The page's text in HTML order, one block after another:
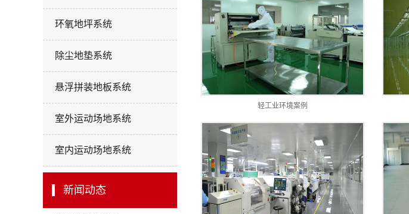
室内运动场地系统
环氧地坪系统
除尘地垫系统
悬浮拼装地板系统
室外运动场地系统
室内运动场地系统
新闻动态
轻工业环境案例